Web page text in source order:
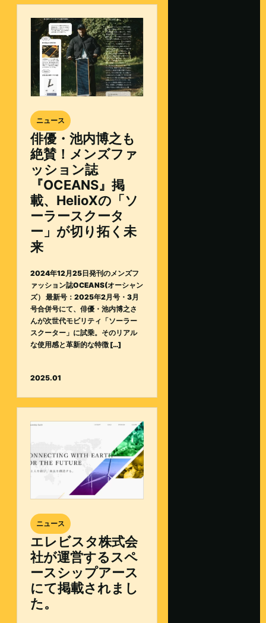
ニュース
俳優・池内博之も
絶賛！メンズファ
ッション誌
『OCEANS』掲
載、HelioXの「ソ
ーラースクータ
ー」が切り拓く未
来
2024年12月25日発刊のメンズフ
ァッション誌OCEANS(オーシャン
ズ） 最新号：2025年2月号・3月
号合併号にて、俳優・池内博之さ
んが次世代モビリティ「ソーラー
スクーター」に試乗。そのリアル
な使用感と革新的な特徴 […]
2025.01
ニュース
エレビスタ株式会
社が運営するスペ
ースシップアース
にて掲載されまし
た。